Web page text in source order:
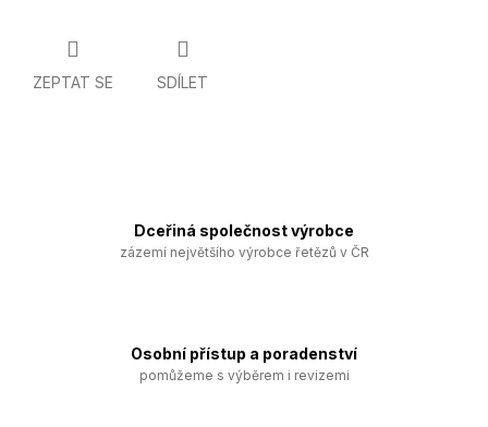
ZEPTAT SE SDÍLET
Dceřiná společnost výrobce
zázemí největšího výrobce řetězů v ČR
Osobní přístup a poradenství
pomůžeme s výběrem i revizemi